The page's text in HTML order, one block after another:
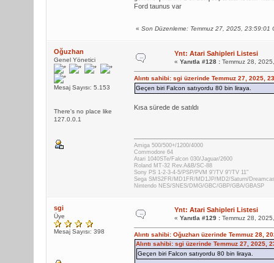
Ford taunus var
« Son Düzenleme: Temmuz 27, 2025, 23:59:01
Oğuzhan
Genel Yönetici
Mesaj Sayısı: 5.153
There's no place like
127.0.0.1
Ynt: Atari Sahipleri Listesi
« Yanıtla #128 :Temmuz 28,
Alıntı sahibi: sgi üzerinde Temmuz 27, 2025,
Geçen biri Falcon satıyordu 80 bin liraya.
Kısa sürede de satıldı
Amiga 500/500+/1200/4000
Commodore 64
Atari 1040STe/Falcon 030/Jaguar/2600
Roland MT-32 Rev.A&B/SC-88
Sony PS 1-2-3-4-5/PSP/PVM 9"/TV 9"/TV 11"
Sega SMS2FR/MD1FR/MD1JP/MD2/Saturn/
Nintendo NES/SNES/DMG/GBC/GBP/GBA/GBASP
sgi
Üye
Mesaj Sayısı: 398
Ynt: Atari Sahipleri Listesi
« Yanıtla #129 :Temmuz 28,
Alıntı sahibi: Oğuzhan üzerinde Temmuz 28,
Alıntı sahibi: sgi üzerinde Temmuz 27, 2025,
Geçen biri Falcon satıyordu 80 bin liraya.